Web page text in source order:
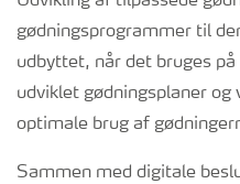
gødningsprogrammer til
udbyttet, når det bruges
udviklet gødningsplaner
optimale brug af
Sammen med digitale